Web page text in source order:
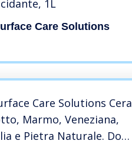
1L
Care Solutions
Care Solutions Cera
Marmo, Veneziana,
e Pietra Naturale. Dona